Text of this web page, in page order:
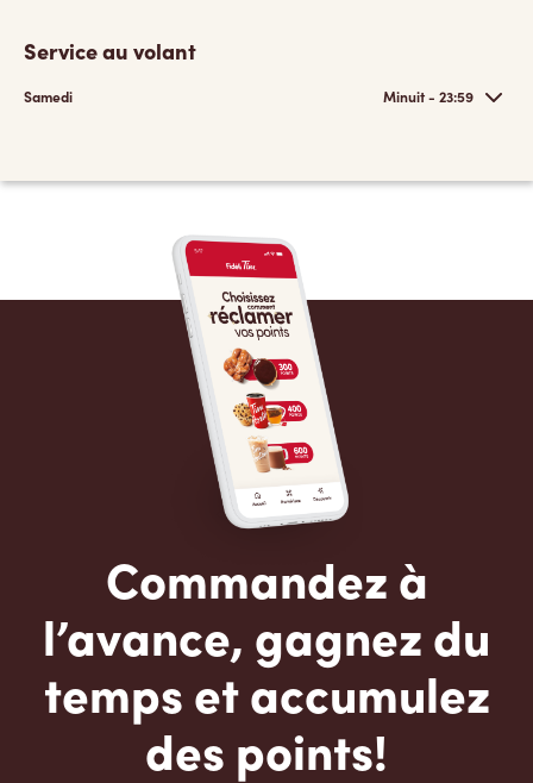
Service au volant
Samedi Minuit - 23:59
Commandez à
l’avance, gagnez du
temps et accumulez
des points!